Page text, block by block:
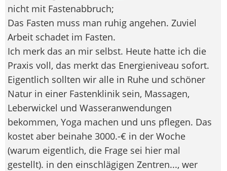
nicht mit Fastenabbruch;
Das Fasten muss man ruhig angehen. Zuviel
Arbeit schadet im Fasten.
Ich merk das an mir selbst. Heute hatte ich die
Praxis voll, das merkt das Energieniveau sofort.
Eigentlich sollten wir alle in Ruhe und schöner
Natur in einer Fastenklinik sein, Massagen,
Leberwickel und Wasseranwendungen
bekommen, Yoga machen und uns pflegen. Das
kostet aber beinahe 3000.-€ in der Woche
(warum eigentlich, die Frage sei hier mal
gestellt). in den einschlägigen Zentren..., wer